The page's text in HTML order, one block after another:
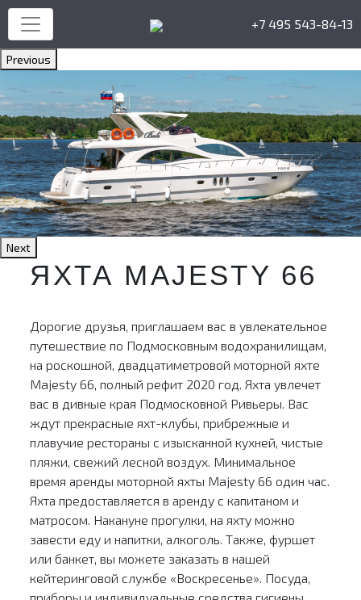
+7 495 543-84-13
Previous
Next
ЯХТА MAJESTY 66
Дорогие друзья, приглашаем вас в увлекательное
путешествие по Подмосковным водохранилищам,
на роскошной, двадцатиметровой моторной яхте
Majesty 66, полный рефит 2020 год. Яхта увлечет
вас в дивные края Подмосковной Ривьеры. Вас
ждут прекрасные яхт-клубы, прибрежные и
плавучие рестораны с изысканной кухней, чистые
пляжи, свежий лесной воздух. Минимальное
время аренды моторной яхты Majesty 66 один час.
Яхта предоставляется в аренду с капитаном и
матросом. Накануне прогулки, на яхту можно
завести еду и напитки, алкоголь. Также, фуршет
или банкет, вы можете заказать в нашей
кейтеринговой службе «Воскресенье». Посуда,